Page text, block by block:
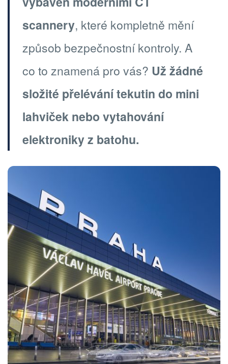
scannery, které kompletně mění
způsob bezpečnostní kontroly. A
co to znamená pro vás? Už žádné
složité přelévání tekutin do mini
lahviček nebo vytahování
elektroniky z batohu.